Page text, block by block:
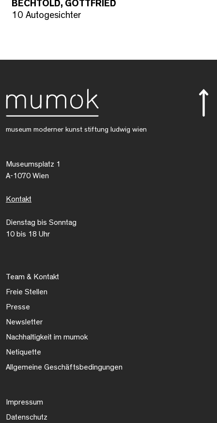
BECHTOLD, GOTTFRIED
10 Autogesichter
museum moderner kunst stiftung ludwig wien
Museumsplatz 1
A-1070 Wien
Kontakt
Dienstag bis Sonntag
10 bis 18 Uhr
Team & Kontakt
Freie Stellen
Presse
Newsletter
Nachhaltigkeit im mumok
Netiquette
Allgemeine Geschäftsbedingungen
Impressum
Datenschutz